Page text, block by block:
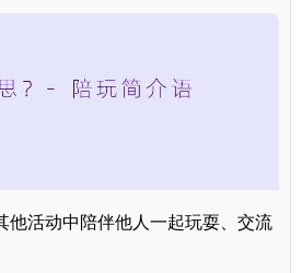
他活动中陪伴他人一起玩耍、交流